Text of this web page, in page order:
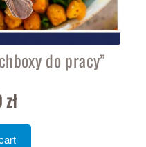
do pracy”
zł